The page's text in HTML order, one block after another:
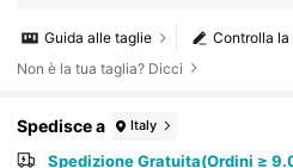
Controlla la
Guida alle taglie
Non è la tua taglia? Dicci
Spedisce a Italy
Spedizione Gratuita(Ordini ≥